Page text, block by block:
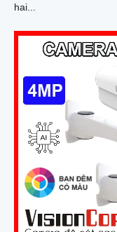
hai...